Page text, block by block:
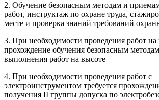
2. Обучение безопасным методам и
работ, инструктаж по охране труда,
месте и проверка знаний требований
3. При необходимости проведения работ на
прохождение обучения безопасным
выполнения работ на высоте
4. При необходимости проведения работ с
электроинструментом требуется
получения II группы допуска по